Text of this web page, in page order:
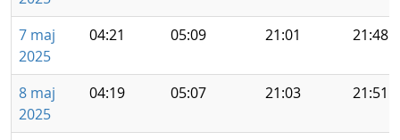
7 maj
2025
04:21 05:09 21:01 21:48
8 maj
2025
04:19 05:07 21:03 21:51